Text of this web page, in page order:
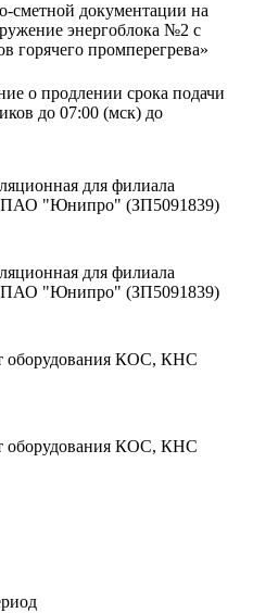
сметной документации на
энергоблока №2 с
горячего промперегрева»
о продлении срока подачи
до 07:00 (мск) до
для филиала
ПАО "Юнипро" (ЗП5091839)
для филиала
ПАО "Юнипро" (ЗП5091839)
оборудования КОС, КНС
оборудования КОС, КНС